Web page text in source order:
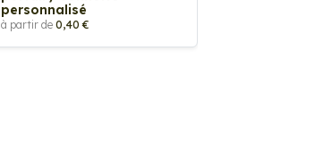
personnalisé
à partir de 0,40 €